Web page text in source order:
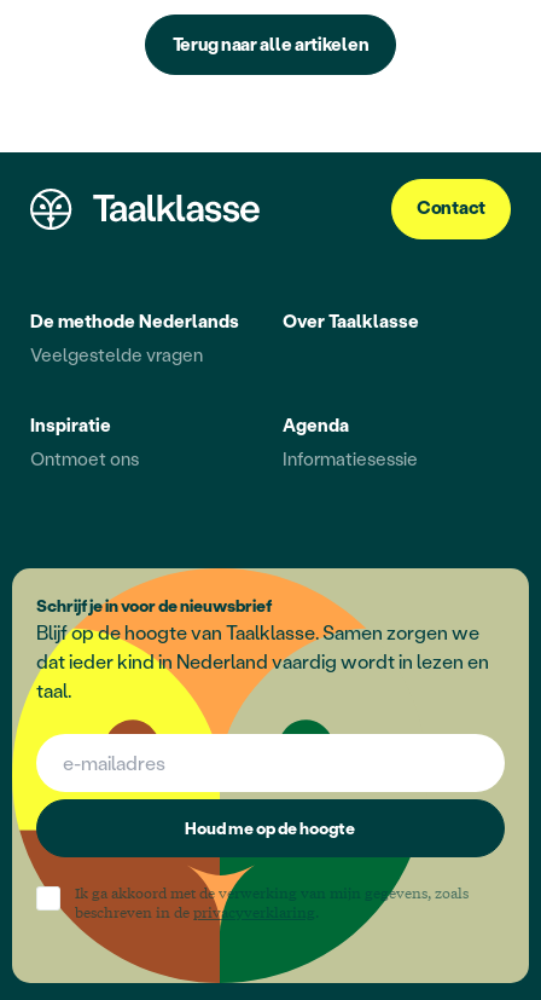
Terug naar alle artikelen
Contact
De methode Nederlands
Veelgestelde vragen
Over Taalklasse
Inspiratie
Ontmoet ons
Agenda
Informatiesessie
Schrijf je in voor de nieuwsbrief
Blijf op de hoogte van Taalklasse. Samen zorgen we
dat ieder kind in Nederland vaardig wordt in lezen en
taal.
Ik ga akkoord met de verwerking van mijn gegevens, zoals
beschreven in deprivacyverklaring.
Houd me op de hoogte